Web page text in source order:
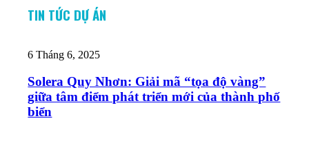
TIN TỨC DỰ ÁN
6 Tháng 6, 2025
Solera Quy Nhơn: Giải mã “tọa độ vàng”
giữa tâm điểm phát triển mới của thành phố
biển